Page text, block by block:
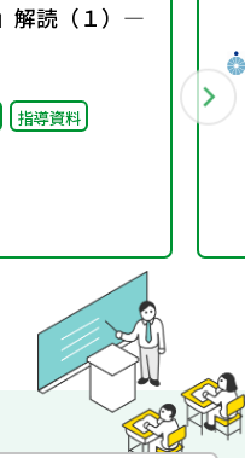
解読（１）―
指導資料